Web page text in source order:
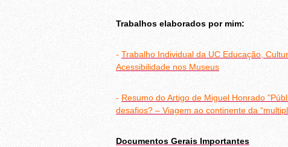
Trabalhos elaborados por mim:
- Trabalho Individual da UC Educação,
Acessibilidade nos Museus
- Resumo do Artigo de Miguel Honrado
desafios? – Viagem ao continente da
Documentos Gerais Importantes